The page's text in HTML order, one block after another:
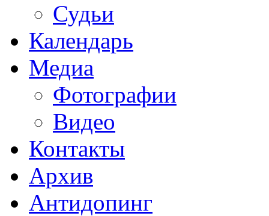
Судьи
Календарь
Медиа
Фотографии
Видео
Контакты
Архив
Антидопинг